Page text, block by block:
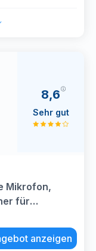
Mikrofon,
für
mit Disco
8,6
Sehr gut
anzeigen